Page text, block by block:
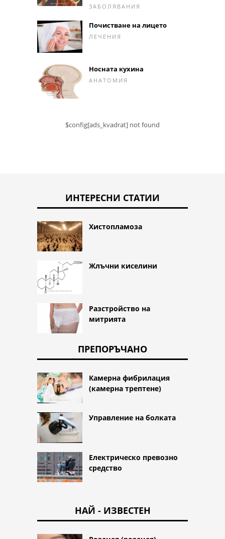
ЗАБОЛЯВАНИЯ
Почистване на лицето
ЛЕЧЕНИЯ
Носната кухина
АНАТОМИЯ
$config[ads_kvadrat] not found
ИНТЕРЕСНИ СТАТИИ
Хистопламоза
Жлъчни киселини
Разстройство на
митрията
ПРЕПОРЪЧАНО
Камерна фибрилация
(камерна трептене)
Управление на болката
Електрическо превозно
средство
НАЙ - ИЗВЕСТЕН